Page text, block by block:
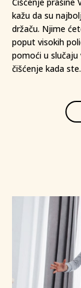
kažu da su
držaču. Njime
poput visokih
pomoći u slučaju
čišćenje kada